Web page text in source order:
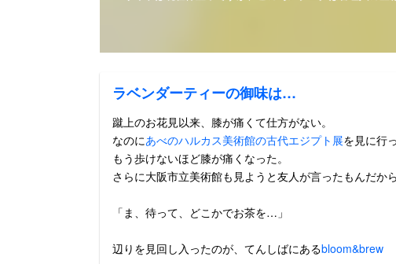
ラベンダーティーの御味は…
蹴上のお花見以来、膝が痛くて仕方がない。
なのにあべのハルカス美術館の古代エジプト展を見に行
もう歩けないほど膝が痛くなった。
さらに大阪市立美術館も見ようと友人が言ったもんだから
「ま、待って、どこかでお茶を…」
辺りを見回し入ったのが、てんしばにあるbloom&brew